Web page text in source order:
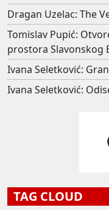
Dragan Uzelac: The
Tomislav Pupić:
prostora Slavonskog
Ivana Seletković:
Ivana Seletković:
TAG CLOUD